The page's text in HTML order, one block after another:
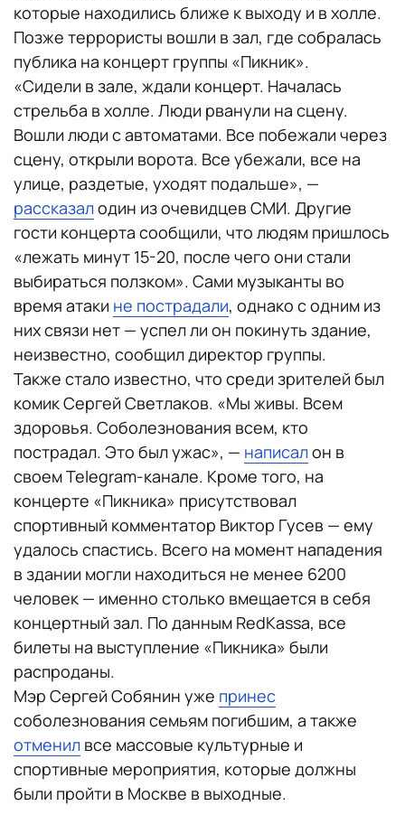
которые находились ближе к выходу и в холле.
Позже террористы вошли в зал, где собралась
публика на концерт группы «Пикник».
«Сидели в зале, ждали концерт. Началась
стрельба в холле. Люди рванули на сцену.
Вошли люди с автоматами. Все побежали через
сцену, открыли ворота. Все убежали, все на
улице, раздетые, уходят подальше», —
рассказалодин из очевидцев СМИ. Другие
гости концерта сообщили, что людям пришлось
«лежать минут 15-20, после чего они стали
выбираться ползком». Сами музыканты во
время атаки не пострадали, однако с одним из
них связи нет — успел ли он покинуть здание,
неизвестно, сообщил директор группы.
Также стало известно, что среди зрителей был
комик Сергей Светлаков. «Мы живы. Всем
здоровья. Соболезнования всем, кто
пострадал. Это был ужас», — написалон в
своем Telegram-канале. Кроме того, на
концерте «Пикника» присутствовал
спортивный комментатор Виктор Гусев — ему
удалось спастись. Всего на момент нападения
в здании могли находиться не менее 6200
человек — именно столько вмещается в себя
концертный зал. По данным RedKassa, все
билеты на выступление «Пикника» были
распроданы.
Мэр Сергей Собянин уже принес
соболезнования семьям погибшим, а также
отменил все массовые культурные и
спортивные мероприятия, которые должны
были пройти в Москве в выходные.